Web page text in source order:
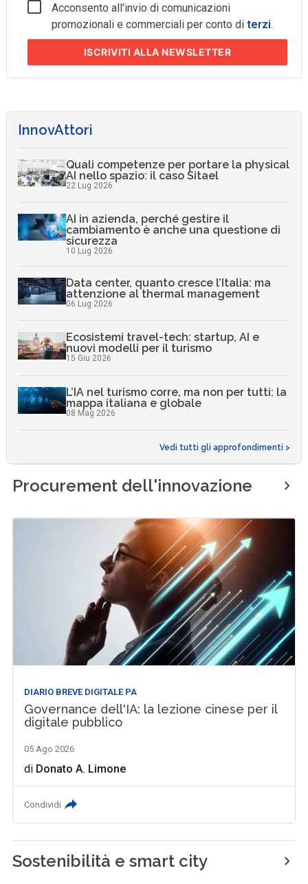
Acconsento all'invio di comunicazioni
promozionali e commerciali per conto diterzi.
ISCRIVITI ALLA NEWSLETTER
InnovAttori
Quali competenze per portare la physical
AI nello spazio: il caso Sitael
22 Lug 2026
AI in azienda, perché gestire il
cambiamento è anche una questione di
sicurezza
10 Lug 2026
Data center, quanto cresce l’Italia: ma
attenzione al thermal management
06 Lug 2026
Ecosistemi travel-tech: startup, AI e
nuovi modelli per il turismo
15 Giu 2026
L’IA nel turismo corre, ma non per tutti: la
mappa italiana e globale
08 Mag 2026
Vedi tutti gli approfondimenti >
Procurement dell'innovazione
DIARIO BREVE DIGITALE PA
Governance dell'IA: la lezione cinese per il
digitale pubblico
05 Ago 2026
di Donato A. Limone
Condividi
Sostenibilità e smart city